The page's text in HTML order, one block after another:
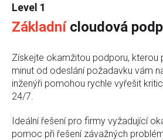
Level 1
Základní cloudová
Získejte okamžitou podporu, kterou
minut od odeslání požadavku vám
inženýři pomohou rychle vyřešit
24/7.
Ideální řešení pro firmy vyžadující
pomoc při řešení závažných